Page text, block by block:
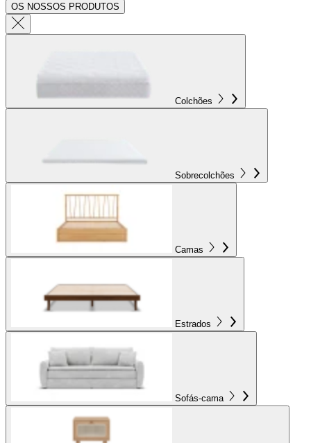
OS NOSSOS PRODUTOS
Colchões
Sobrecolchões
Camas
Estrados
Sofás-cama